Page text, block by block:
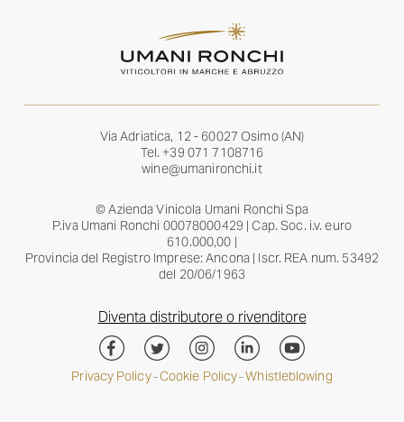
Via Adriatica, 12 - 60027 Osimo (AN)
Tel. +39 071 7108716
wine@umanironchi.it
© Azienda Vinicola Umani Ronchi Spa
P.iva Umani Ronchi 00078000429 | Cap. Soc. i.v. euro
610.000,00 |
Provincia del Registro Imprese: Ancona | Iscr. REA num. 53492
del 20/06/1963
Diventa distributore o rivenditore
Privacy Policy–Cookie Policy–Whistleblowing